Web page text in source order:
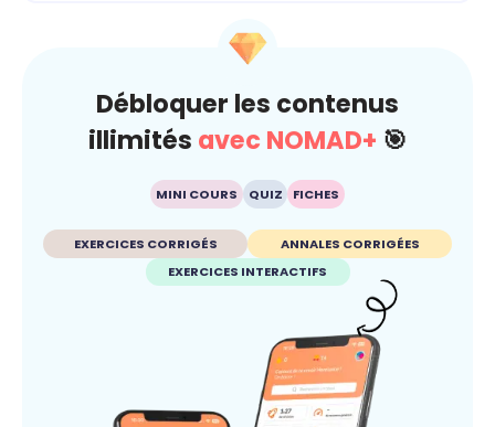
Débloquer les contenus
illimités avec NOMAD+ 🎯
MINI COURS QUIZ FICHES
EXERCICES CORRIGÉS
ANNALES CORRIGÉES
EXERCICES INTERACTIFS